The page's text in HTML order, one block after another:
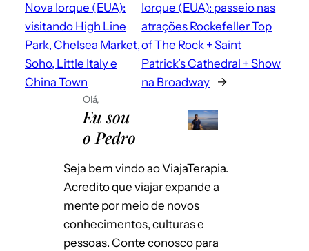
Nova Iorque (EUA):
visitando High Line
Park, Chelsea Market,
Soho, Little Italy e
China Town
Iorque (EUA): passeio nas
atrações Rockefeller Top
of The Rock + Saint
Patrick’s Cathedral + Show
na Broadway →
Olá,
Eu sou
o Pedro
Seja bem vindo ao ViajaTerapia.
Acredito que viajar expande a
mente por meio de novos
conhecimentos, culturas e
pessoas. Conte conosco para